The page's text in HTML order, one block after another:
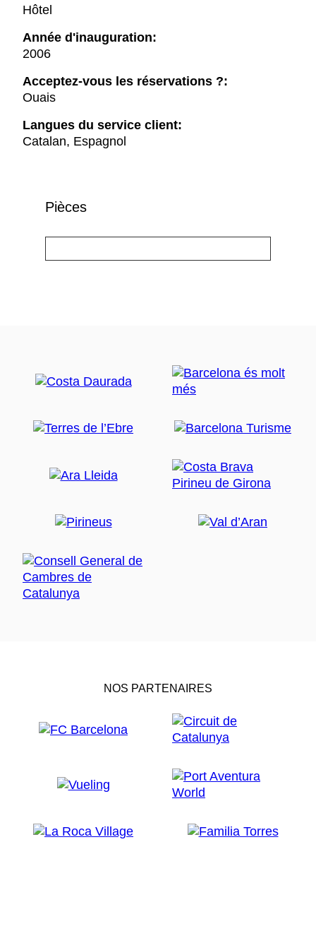
Hôtel
Année d'inauguration:
2006
Acceptez-vous les réservations ?:
Ouais
Langues du service client:
Catalan, Espagnol
Pièces
NOS PARTENAIRES